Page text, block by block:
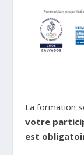
La formation
votre
est